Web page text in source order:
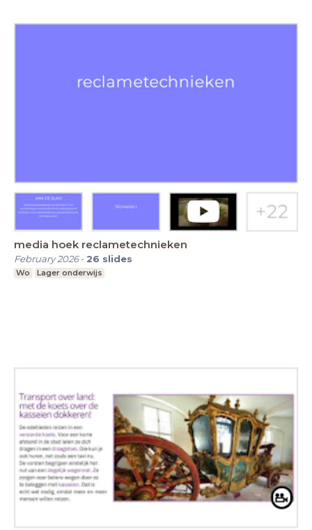
media hoek reclametechnieken
February 2026- 26 slides
Wo Lager onderwijs